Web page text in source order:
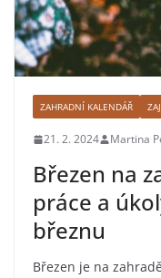
ZAHRADNÍ KALENDÁŘ
21. 2. 2024 Martina
Březen na
práce a
březnu
Březen je na